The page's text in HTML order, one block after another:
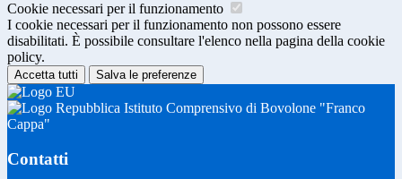
Cookie necessari per il funzionamento
I cookie necessari per il funzionamento non possono essere
disabilitati. È possibile consultare l'elenco nella pagina della cookie
policy.
Accetta tutti Salva le preferenze
Istituto Comprensivo di Bovolone "Franco
Cappa"
Contatti